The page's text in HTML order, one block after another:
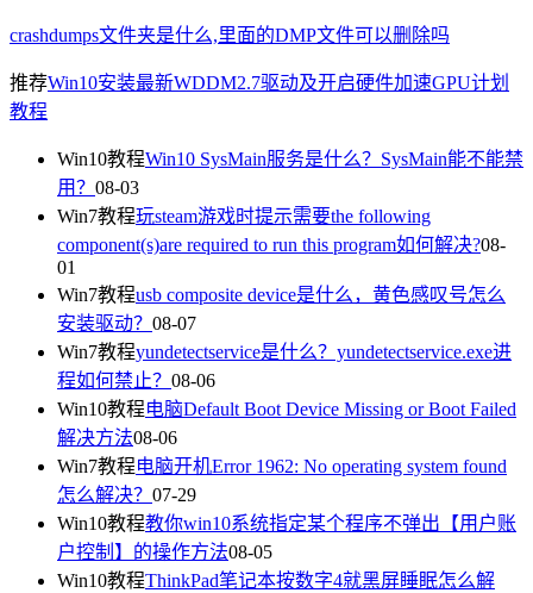
crashdumps文件夹是什么,里面的DMP文件可以删除吗
推荐Win10安装最新WDDM2.7驱动及开启硬件加速GPU计划
教程
Win10教程Win10 SysMain服务是什么？SysMain能不能禁
用？ 08-03
Win7教程玩steam游戏时提示需要the following
component(s)are required to run this program如何解决?08-
01
Win7教程usb composite device是什么，黄色感叹号怎么
安装驱动？ 08-07
Win7教程yundetectservice是什么？yundetectservice.exe进
程如何禁止？ 08-06
Win10教程电脑Default Boot Device Missing or Boot Failed
解决方法08-06
Win7教程电脑开机Error 1962: No operating system found
怎么解决？ 07-29
Win10教程教你win10系统指定某个程序不弹出【用户账
户控制】的操作方法08-05
Win10教程ThinkPad笔记本按数字4就黑屏睡眠怎么解